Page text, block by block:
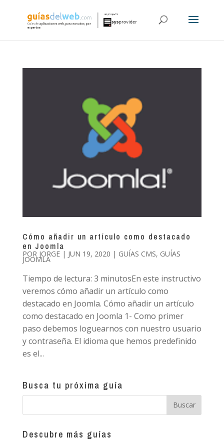
Cómo añadir un artículo como destacado
en Joomla
POR JORGE| JUN 19, 2020 | GUÍAS CMS, GUÍAS
JOOMLA
Tiempo de lectura: 3 minutosEn este instructivo
veremos cómo añadir un artículo como
destacado en Joomla. Cómo añadir un artículo
como destacado en Joomla 1- Como primer
paso debemos loguearnos con nuestro usuario
y contraseña. El idioma que hemos predefinido
es el...
Busca tu próxima guía
Descubre más guías